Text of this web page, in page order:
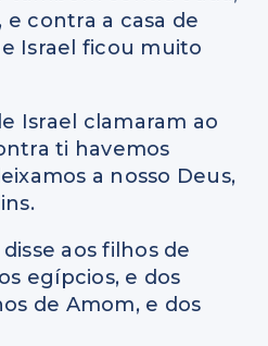
contra a casa de
Israel ficou muito
Israel clamaram ao
ti havemos
a nosso Deus,
aos filhos de
egípcios, e dos
de Amom, e dos